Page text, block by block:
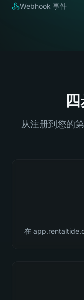
Webhook 事件
从注册到您的
在